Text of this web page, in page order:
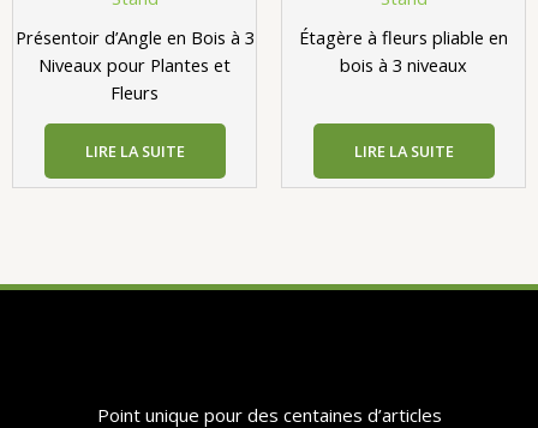
Présentoir d’Angle en Bois à 3
Niveaux pour Plantes et
Fleurs
LIRE LA SUITE
Étagère à fleurs pliable en
bois à 3 niveaux
LIRE LA SUITE
​​Point unique pour des centaines d’articles